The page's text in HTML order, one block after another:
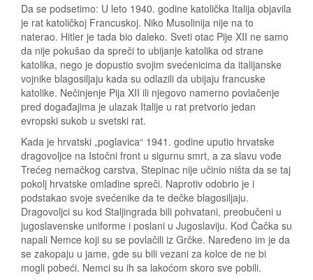
Da se podsetimo: U leto 1940. godine katolička Italija objavila
je rat katoličkoj Francuskoj. Niko Musolinija nije na to
naterao. Hitler je tada bio daleko. Sveti otac Pije XII ne samo
da nije pokušao da spreči to ubijanje katolika od strane
katolika, nego je dopustio svojim svećenicima da italijanske
vojnike blagosiljaju kada su odlazili da ubijaju francuske
katolike. Nečinjenje Pija XII ili njegovo namerno povlačenje
pred događajima je ulazak Italije u rat pretvorio jedan
evropski sukob u svetski rat.
Kada je hrvatski „poglavica“ 1941. godine uputio hrvatske
dragovoljce na Istočni front u sigurnu smrt, a za slavu vođe
Trećeg nemačkog carstva, Stepinac nije učinio ništa da se taj
pokolj hrvatske omladine spreči. Naprotiv odobrio je i
podstakao svoje svećenike da te dečke blagosiljaju.
Dragovoljci su kod Staljingrada bili pohvatani, preobučeni u
jugoslavenske uniforme i poslani u Jugoslaviju. Kod Čačka su
napali Nemce koji su se povlačili iz Grčke. Naređeno im je da
se zakopaju u jame, gde su bili vezani za kolce de ne bi
mogli pobeći. Nemci su ih sa lakoćom skoro sve pobili.